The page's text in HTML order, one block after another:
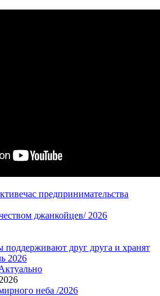
час предпринимательства
джанкойцев/ 2026
друг друга и хранят
2026
неба /2026